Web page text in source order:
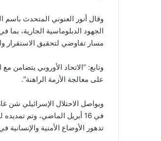
وقال أنور العنوني المتحدث
الجهود الدبلوماسية الجارية، بما
مسار تفاوضي لتحقيق الاستقرار
وتابع: “الاتحاد الأوروبي
على معالجة الأزمة الراهنة”.
ويواصل الاحتلال الإسرائيلي شن
تدهور الأوضاع الأمنية والإنسانية